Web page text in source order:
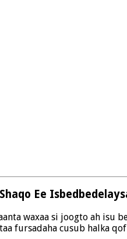
Ee
waxaa si joogto ah
fursadaha cusub halka